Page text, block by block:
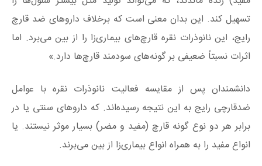
تسهیل کند. این بدان معنی است که برخلاف دارو‌های ضد قارچ
رایج، این نانوذرات نقره قارچ‌های بیماری‌زا را از بین می‌برد. اما
اثرات نسبتاً ضعیفی بر گونه‌های سودمند قارچ‌ها دارد.»
دانشمندان پس از مقایسه فعالیت نانوذرات نقره با عوامل
ضدقارچی رایج به این نتیجه رسیده‌اند. که دارو‌های سنتی یا در
برابر هر دو نوع گونه قارچ (مفید و مضر) بسیار موثر نیستند. یا
انواع مفید را به همراه انواع بیماری‌زا از بین می‌برند.